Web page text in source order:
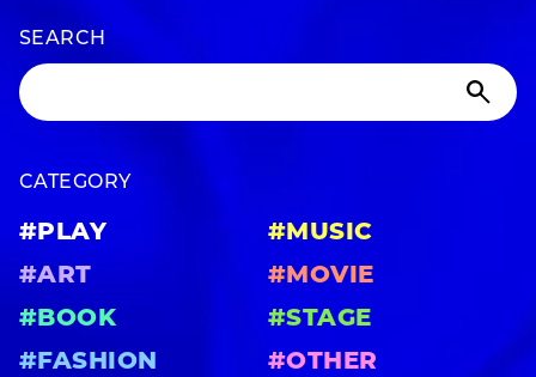
SEARCH
CATEGORY
#PLAY
#MUSIC
#ART
#MOVIE
#BOOK
#STAGE
#FASHION
#OTHER